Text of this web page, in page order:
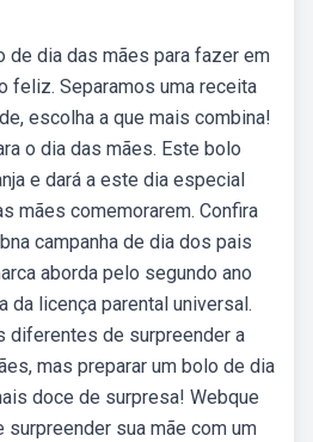
de dia das mães para fazer em
feliz. Separamos uma receita
escolha a que mais combina!
o dia das mães. Este bolo
e dará a este dia especial
mães comemorarem. Confira
campanha de dia dos pais
aborda pelo segundo ano
da licença parental universal.
diferentes de surpreender a
mas preparar um bolo de dia
doce de surpresa! Webque
sua mãe com um